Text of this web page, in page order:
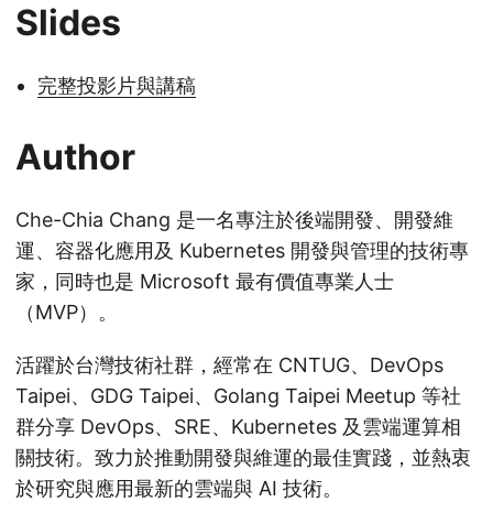
Slides
完整投影片與講稿
Author
Che-Chia Chang 是一名專注於後端開發、開發維
運、容器化應用及 Kubernetes 開發與管理的技術專
家，同時也是 Microsoft 最有價值專業人士
（MVP）。
活躍於台灣技術社群，經常在 CNTUG、DevOps
Taipei、GDG Taipei、Golang Taipei Meetup 等社
群分享 DevOps、SRE、Kubernetes 及雲端運算相
關技術。致力於推動開發與維運的最佳實踐，並熱衷
於研究與應用最新的雲端與 AI 技術。